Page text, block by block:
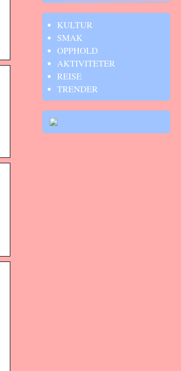
KULTUR
SMAK
OPPHOLD
AKTIVITETER
REISE
TRENDER